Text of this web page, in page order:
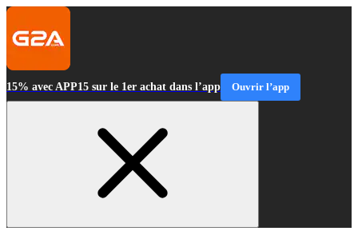
15% avec APP15 sur le 1er achat dans l’app Ouvrir l’app